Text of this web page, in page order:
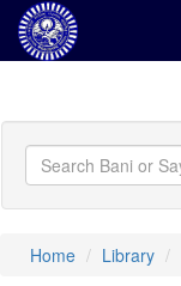
Home Library